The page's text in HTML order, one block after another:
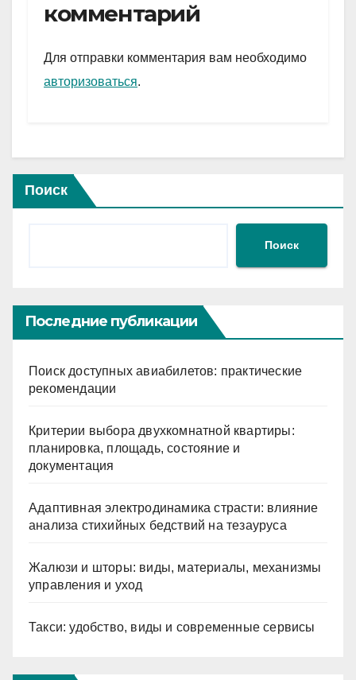
a
m
A
p
и
комментарий
Для отправки комментария вам необходимо
авторизоваться.
Поиск
Поиск
Последние публикации
Поиск доступных авиабилетов: практические
рекомендации
Критерии выбора двухкомнатной квартиры:
планировка, площадь, состояние и
документация
Адаптивная электродинамика страсти: влияние
анализа стихийных бедствий на тезауруса
Жалюзи и шторы: виды, материалы, механизмы
управления и уход
Такси: удобство, виды и современные сервисы